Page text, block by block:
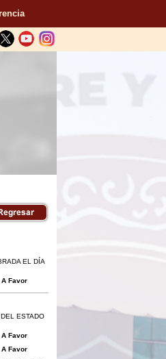
EL DÍA
A Favor
ESTADO
A Favor
A Favor